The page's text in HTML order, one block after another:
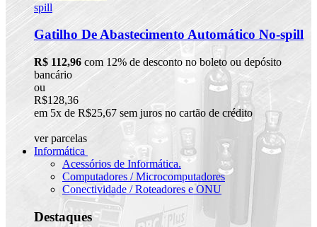
Gatilho De Abastecimento Automático No-spill
R$ 112,96 com 12% de desconto no boleto ou depósito
bancário
ou
R$128,36
em 5x de R$25,67 sem juros no cartão de crédito
ver parcelas
Informática
Acessórios de Informática.
Computadores / Microcomputadores
Conectividade / Roteadores e ONU
Destaques